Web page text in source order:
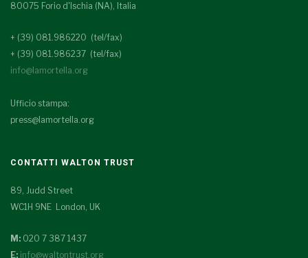
80075 Forio d'Ischia (NA), Italia
+ (39) 081.986220 (tel/fax)
+ (39) 081.986237 (tel/fax)
info@lamortella.org
Ufficio stampa:
press@lamortella.org
CONTATTI WALTON TRUST
89, Judd Street
WC1H 9NE London, UK
M: 020 7 387 1437
E: info@waltontrust.org